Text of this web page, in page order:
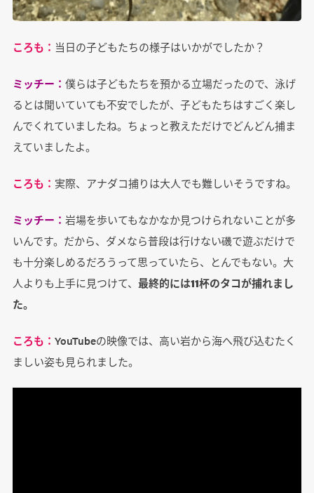
ころも： 当日の子どもたちの様子はいかがでしたか？
ミッチー： 僕らは子どもたちを預かる立場だったので、泳げ
るとは聞いていても不安でしたが、子どもたちはすごく楽し
んでくれていましたね。ちょっと教えただけでどんどん捕ま
えていましたよ。
ころも： 実際、アナダコ捕りは大人でも難しいそうですね。
ミッチー： 岩場を歩いてもなかなか見つけられないことが多
いんです。だから、ダメなら普段は行けない磯で遊ぶだけで
も十分楽しめるだろうって思っていたら、とんでもない。大
人よりも上手に見つけて、 最終的には11杯のタコが捕れまし
た。
ころも： YouTubeの映像では、高い岩から海へ飛び込むたく
ましい姿も見られました。